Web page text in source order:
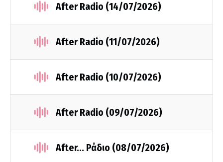
After Radio (14/07/2026)
After Radio (11/07/2026)
After Radio (10/07/2026)
After Radio (09/07/2026)
After... Ράδιο (08/07/2026)